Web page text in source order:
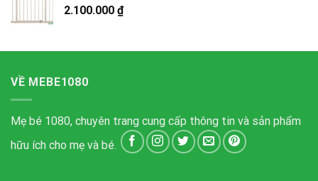
2.100.000 ₫
VỀ MEBE1080
Mẹ bé 1080, chuyên trang cung cấp thông tin và sản phẩm
hữu ích cho mẹ và bé.